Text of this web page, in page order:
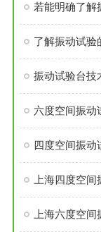
了解振动试验
振动试验台技
六度空间振动
四度空间振动
上海四度空
上海六度空